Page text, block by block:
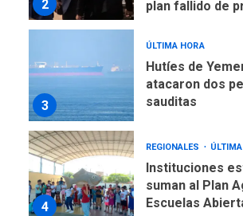
2
plan fallido de
3
ÚLTIMA HORA
Hutíes de
atacaron dos
sauditas
4
REGIONALES
Instituciones
suman al Plan
Escuelas